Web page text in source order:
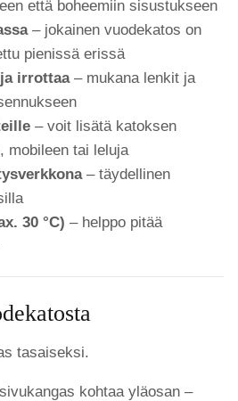
että boheemiin sisustukseen
– jokainen vuodekatos on
pienissä erissä
irrottaa– mukana lenkit ja
– voit lisätä katoksen
mobileen tai leluja
– täydellinen
30 °C) – helppo pitää
tasaiseksi.
kohtaa yläosan –